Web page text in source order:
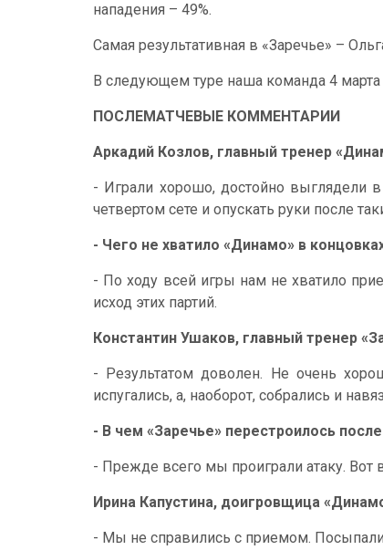
нападения – 49%.
Самая результативная в «Заречье» –
В следующем туре наша команда 4
ПОСЛЕМАТЧЕВЫЕ КОММЕНТАРИИ
Аркадий Козлов, главный тренер
- Играли хорошо, достойно выглядели
четвертом сете и опускать руки после
- Чего не хватило «Динамо» в
- По ходу всей игры нам не хватило
исход этих партий.
Константин Ушаков, главный тренер
- Результатом доволен. Не очень
испугались, а, наоборот, собрались и
- В чем «Заречье» перестроилось
- Прежде всего мы проиграли атаку. Вот
Ирина Капустина, доигровщица
- Мы не справились с приемом.